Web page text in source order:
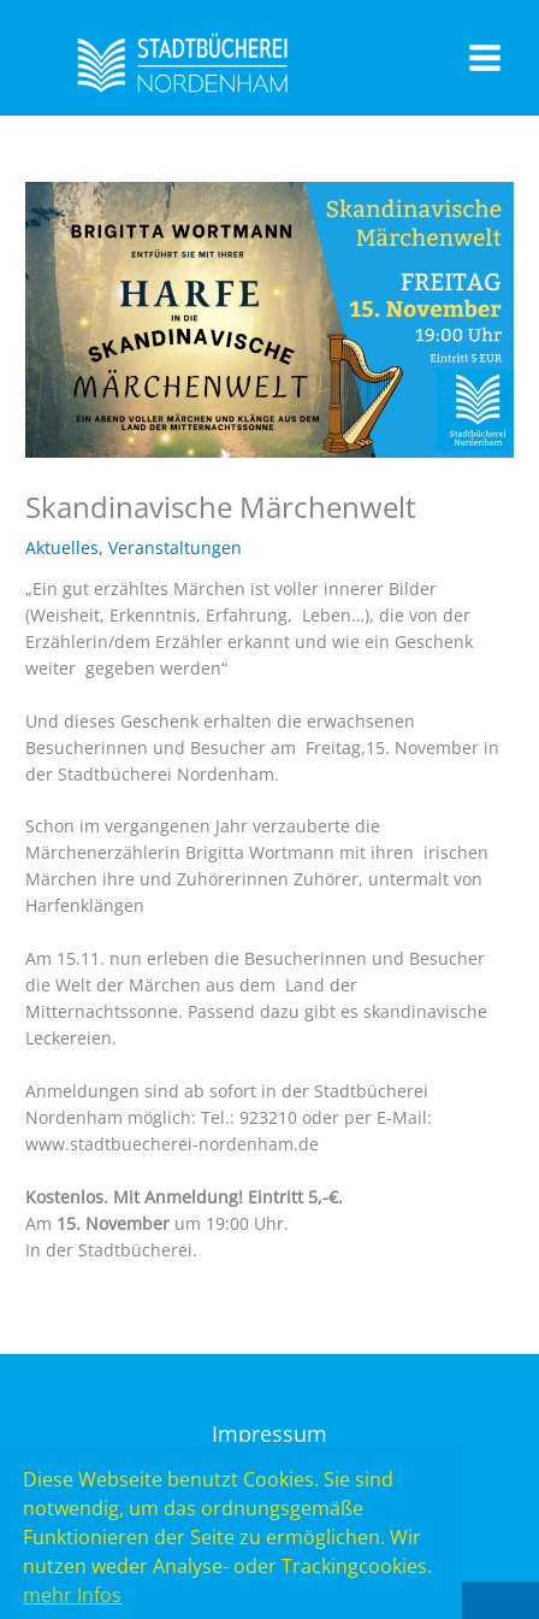
Skandinavische Märchenwelt
Aktuelles,Veranstaltungen
„Ein gut erzähltes Märchen ist voller innerer Bilder
(Weisheit, Erkenntnis, Erfahrung, Leben…), die von der
Erzählerin/dem Erzähler erkannt und wie ein Geschenk
weiter gegeben werden“
Und dieses Geschenk erhalten die erwachsenen
Besucherinnen und Besucher am Freitag,15. November in
der Stadtbücherei Nordenham.
Schon im vergangenen Jahr verzauberte die
Märchenerzählerin Brigitta Wortmann mit ihren irischen
Märchen ihre und Zuhörerinnen Zuhörer, untermalt von
Harfenklängen
Am 15.11. nun erleben die Besucherinnen und Besucher
die Welt der Märchen aus dem Land der
Mitternachtssonne. Passend dazu gibt es skandinavische
Leckereien.
Anmeldungen sind ab sofort in der Stadtbücherei
Nordenham möglich: Tel.: 923210 oder per E-Mail:
www.stadtbuecherei-nordenham.de
Kostenlos. Mit Anmeldung! Eintritt 5,-€.
Am 15. November um 19:00 Uhr.
In der Stadtbücherei.
Impressum
Diese Webseite benutzt Cookies. Sie sind
notwendig, um das ordnungsgemäße
Funktionieren der Seite zu ermöglichen. Wir
nutzen weder Analyse- oder Trackingcookies.
mehr Infos